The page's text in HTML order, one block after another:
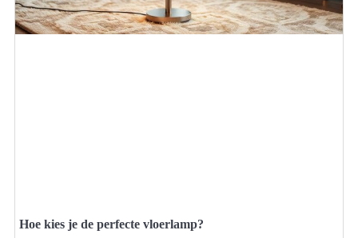
Hoe kies je de perfecte vloerlamp?